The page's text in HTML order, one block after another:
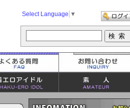
Select Language ▼